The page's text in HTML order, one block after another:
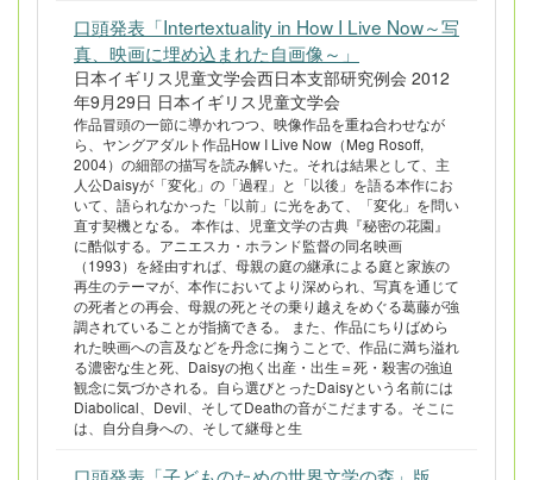
口頭発表「Intertextuality in How I Live Now～写
真、映画に埋め込まれた自画像～」
日本イギリス児童文学会西日本支部研究例会 2012
年9月29日 日本イギリス児童文学会
作品冒頭の一節に導かれつつ、映像作品を重ね合わせなが
ら、ヤングアダルト作品How I Live Now（Meg Rosoff,
2004）の細部の描写を読み解いた。それは結果として、主
人公Daisyが「変化」の「過程」と「以後」を語る本作にお
いて、語られなかった「以前」に光をあて、「変化」を問い
直す契機となる。 本作は、児童文学の古典『秘密の花園』
に酷似する。アニエスカ・ホランド監督の同名映画
（1993）を経由すれば、母親の庭の継承による庭と家族の
再生のテーマが、本作においてより深められ、写真を通じて
の死者との再会、母親の死とその乗り越えをめぐる葛藤が強
調されていることが指摘できる。 また、作品にちりばめら
れた映画への言及などを丹念に掬うことで、作品に満ち溢れ
る濃密な生と死、Daisyの抱く出産・出生＝死・殺害の強迫
観念に気づかされる。自ら選びとったDaisyという名前には
Diabolical、Devil、そしてDeathの音がこだまする。そこに
は、自分自身への、そして継母と生